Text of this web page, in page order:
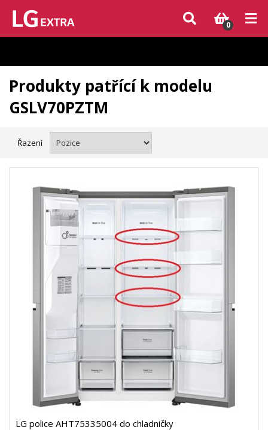
Vzhledem k aktuální situaci se může dodání dílů, které nejsou skladem,
zpozdit. Děkujeme za pochopení.
0
Produkty patřící k modelu
GSLV70PZTM
Řazení
LG police AHT75335004 do chladničky